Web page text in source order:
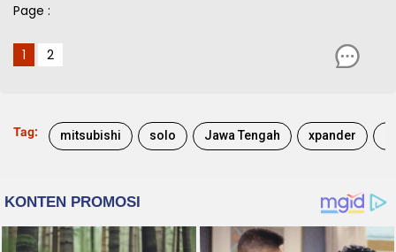
Page :
1 2
Tag: mitsubishi solo Jawa Tengah xpander